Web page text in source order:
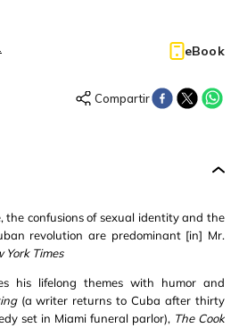
eBook
the confusions of sexual identity and the
revolution are predominant [in] Mr.
York Times
his lifelong themes with humor and
(a writer returns to Cuba after thirty
set in Miami funeral parlor), The Cook